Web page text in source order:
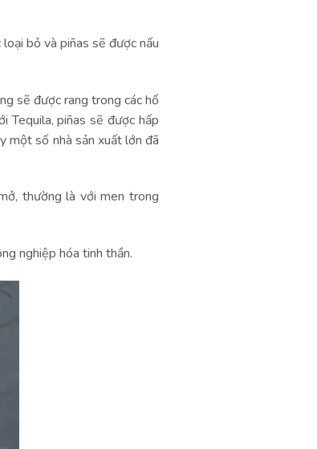
bỏ và piñas sẽ được nấu
sẽ được rang trong các hố
Tequila, piñas sẽ được hấp
một số nhà sản xuất lớn đã
thường là với men trong
nghiệp hóa tinh thần.